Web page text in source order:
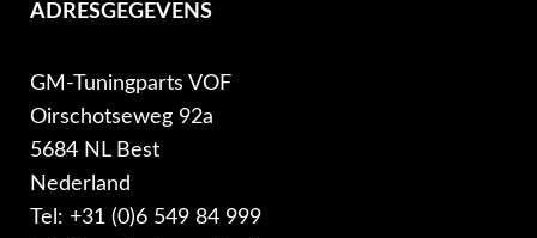
ADRESGEGEVENS
GM-Tuningparts VOF
Oirschotseweg 92a
5684 NL Best
Nederland
Tel: +31 (0)6 549 84 999